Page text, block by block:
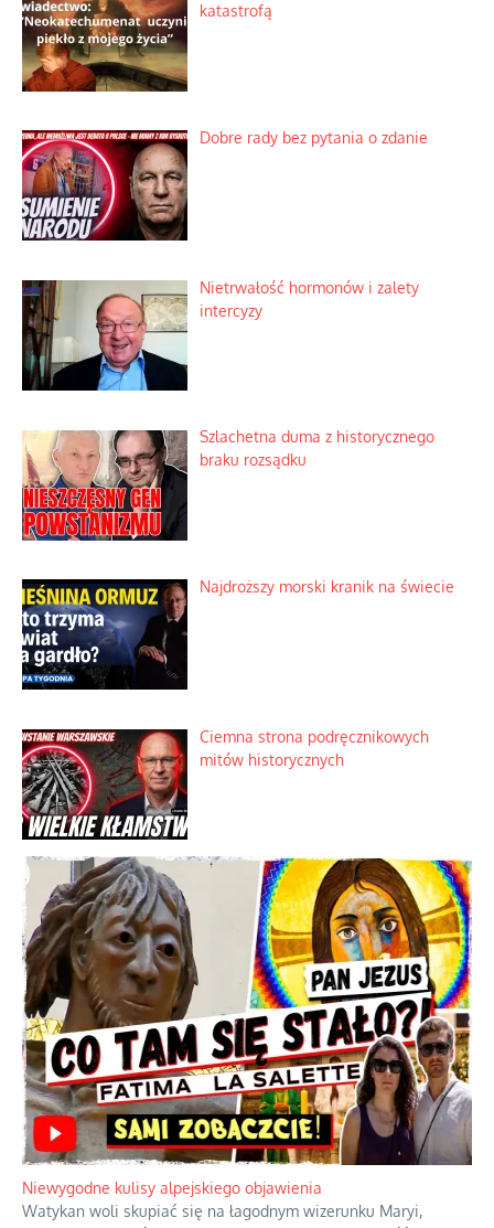
katastrofą
Dobre rady bez pytania o zdanie
Nietrwałość hormonów i zalety
intercyzy
Szlachetna duma z historycznego
braku rozsądku
Najdroższy morski kranik na świecie
Ciemna strona podręcznikowych
mitów historycznych
Niewygodne kulisy alpejskiego objawienia
Watykan woli skupiać się na łagodnym wizerunku Maryi,